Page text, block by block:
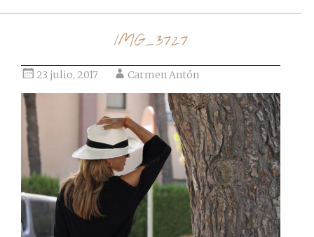
IMG_3727
23 julio, 2017 Carmen Antón